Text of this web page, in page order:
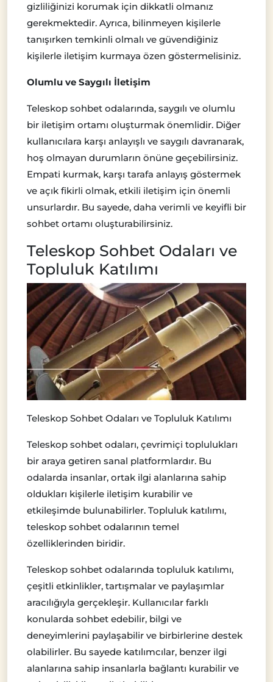
gizliliğinizi korumak için dikkatli olmanız
gerekmektedir. Ayrıca, bilinmeyen kişilerle
tanışırken temkinli olmalı ve güvendiğiniz
kişilerle iletişim kurmaya özen göstermelisiniz.
Olumlu ve Saygılı İletişim
Teleskop sohbet odalarında, saygılı ve olumlu
bir iletişim ortamı oluşturmak önemlidir. Diğer
kullanıcılara karşı anlayışlı ve saygılı davranarak,
hoş olmayan durumların önüne geçebilirsiniz.
Empati kurmak, karşı tarafa anlayış göstermek
ve açık fikirli olmak, etkili iletişim için önemli
unsurlardır. Bu sayede, daha verimli ve keyifli bir
sohbet ortamı oluşturabilirsiniz.
Teleskop Sohbet Odaları ve
Topluluk Katılımı
Teleskop Sohbet Odaları ve Topluluk Katılımı
Teleskop sohbet odaları, çevrimiçi toplulukları
bir araya getiren sanal platformlardır. Bu
odalarda insanlar, ortak ilgi alanlarına sahip
oldukları kişilerle iletişim kurabilir ve
etkileşimde bulunabilirler. Topluluk katılımı,
teleskop sohbet odalarının temel
özelliklerinden biridir.
Teleskop sohbet odalarında topluluk katılımı,
çeşitli etkinlikler, tartışmalar ve paylaşımlar
aracılığıyla gerçekleşir. Kullanıcılar farklı
konularda sohbet edebilir, bilgi ve
deneyimlerini paylaşabilir ve birbirlerine destek
olabilirler. Bu sayede katılımcılar, benzer ilgi
alanlarına sahip insanlarla bağlantı kurabilir ve